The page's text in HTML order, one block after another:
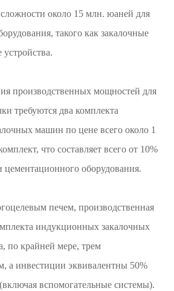
около 15 млн. юаней для
такого как закалочные
производственных мощностей для
требуются два комплекта
машин по цене всего около 1
что составляет всего от 10%
цементационного оборудования.
печем, производственная
индукционных закалочных
по крайней мере, трем
а инвестиции эквивалентны 50%
вспомогательные системы).